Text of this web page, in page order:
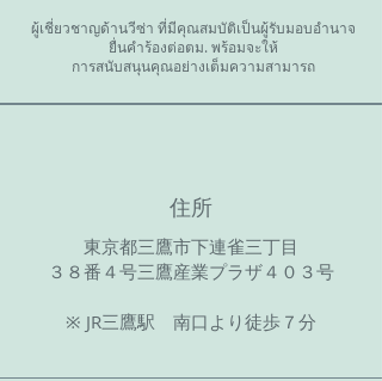
ผู้เชี่ยวชาญด้านวีซ่า ที่มีคุณสมบัติเป็นผู้รับมอบอำนาจ
ยื่นคำร้องต่อตม. พร้อมจะให้
การสนับสนุนคุณอย่างเต็มความสามารถ
​住所
東京都三鷹市下連雀三丁目
３８番４号三鷹産業プラザ４０３号
​※ JR三鷹駅 南口より徒歩７分